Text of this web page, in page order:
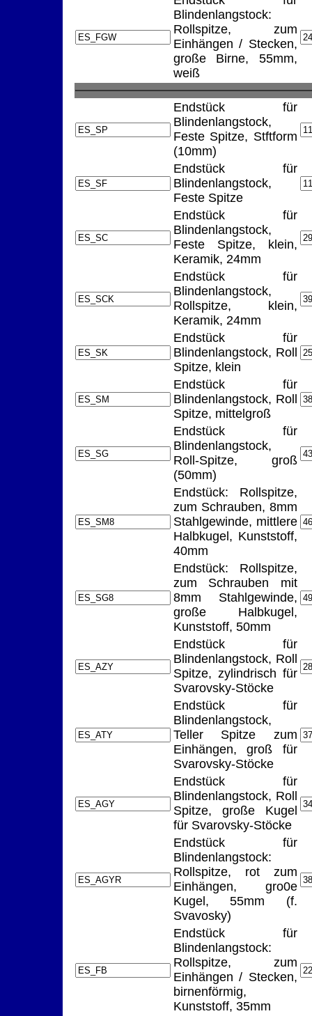
Blindenlangstock:
Rollspitze, zum
Einhängen / Stecken,
große Birne, 55mm,
weiß
Endstück für
Blindenlangstock,
Feste Spitze, Stftform
(10mm)
Endstück für
Blindenlangstock,
Feste Spitze
Endstück für
Blindenlangstock,
Feste Spitze, klein,
Keramik, 24mm
Endstück für
Blindenlangstock,
Rollspitze, klein,
Keramik, 24mm
Endstück für
Blindenlangstock, Roll
Spitze, klein
Endstück für
Blindenlangstock, Roll
Spitze, mittelgroß
Endstück für
Blindenlangstock,
Roll-Spitze, groß
(50mm)
Endstück: Rollspitze,
zum Schrauben, 8mm
Stahlgewinde, mittlere
Halbkugel, Kunststoff,
40mm
Endstück: Rollspitze,
zum Schrauben mit
8mm Stahlgewinde,
große Halbkugel,
Kunststoff, 50mm
Endstück für
Blindenlangstock, Roll
Spitze, zylindrisch für
Svarovsky-Stöcke
Endstück für
Blindenlangstock,
Teller Spitze zum
Einhängen, groß für
Svarovsky-Stöcke
Endstück für
Blindenlangstock, Roll
Spitze, große Kugel
für Svarovsky-Stöcke
Endstück für
Blindenlangstock:
Rollspitze, rot zum
Einhängen, gro0e
Kugel, 55mm (f.
Svavosky)
Endstück für
Blindenlangstock:
Rollspitze, zum
Einhängen / Stecken,
birnenförmig,
Kunststoff, 35mm